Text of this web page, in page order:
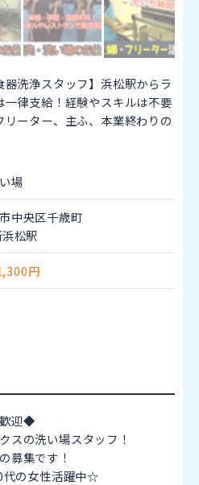
器洗浄スタッフ】浜松駅からラ
律支給！経験やスキルは不要
ーター、主ふ、本業終わりの
場
中央区千歳町
松駅
円
迎◆
スの洗い場スタッフ！
募集です！
の女性活躍中☆